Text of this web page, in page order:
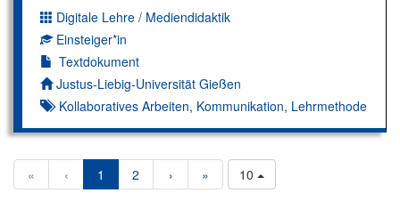
Dimension:
Digitale Lehre / Mediendidaktik
Kompetenzniveau:
Einsteiger*in
Textdokument
Autor*in:
Justus-Liebig-Universität Gießen
Kollaboratives Arbeiten, Kommunikation, Lehrmethode
« ‹ 1 2 › » 10